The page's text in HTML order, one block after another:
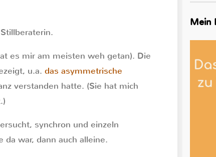
es mir am meisten weh getan). Die
u.a. das asymmetrische
verstanden hatte. (Sie hat mich
synchron und einzeln
war, dann auch alleine.
Mein